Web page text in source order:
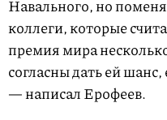
Навального, но
коллеги, которые
премия мира
согласны дать ей
— написал Ерофеев.